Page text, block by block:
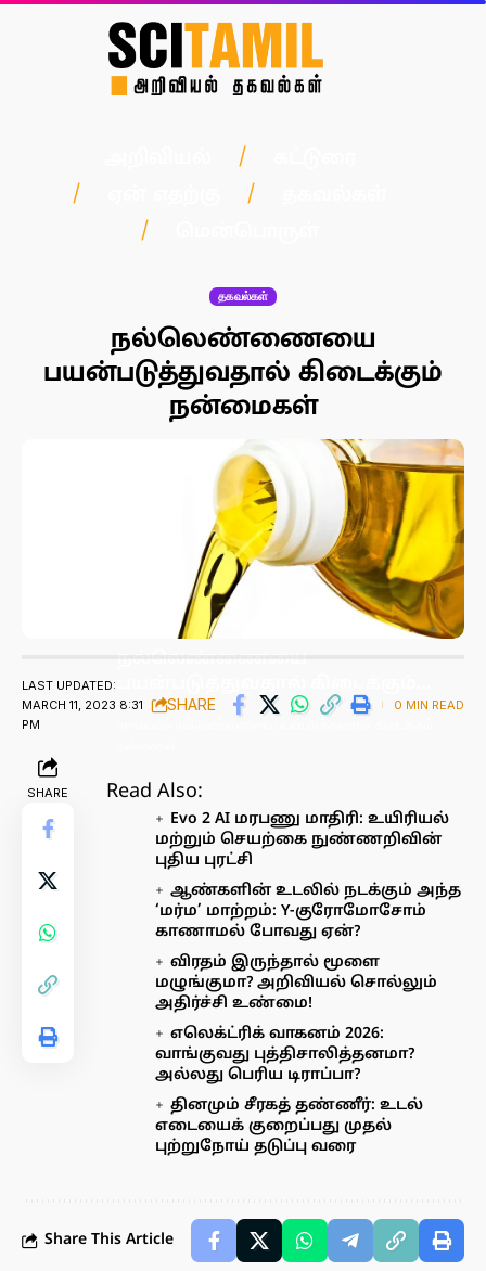
தகவல்கள்
நல்லெண்ணையை
பயன்படுத்துவதால் கிடைக்கும்
நன்மைகள்
LAST UPDATED:
MARCH 11, 2023 8:31
PM
SHARE 0 MIN READ
SHARE
நன்மைகள்!
Read Also:
Evo 2 AI மரபணு மாதிரி: உயிரியல்
மற்றும் செயற்கை நுண்ணறிவின்
புதிய புரட்சி
ஆண்களின் உடலில் நடக்கும் அந்த
‘மர்ம’ மாற்றம்: Y-குரோமோசோம்
காணாமல் போவது ஏன்?
விரதம் இருந்தால் மூளை
மழுங்குமா? அறிவியல் சொல்லும்
அதிர்ச்சி உண்மை!
எலெக்ட்ரிக் வாகனம் 2026:
வாங்குவது புத்திசாலித்தனமா?
அல்லது பெரிய டிராப்பா?
தினமும் சீரகத் தண்ணீர்: உடல்
எடையைக் குறைப்பது முதல்
புற்றுநோய் தடுப்பு வரை
Share This Article